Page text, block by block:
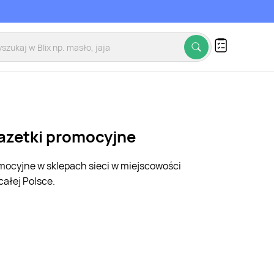
promocyjne
w sklepach sieci w miejscowości
Polsce.